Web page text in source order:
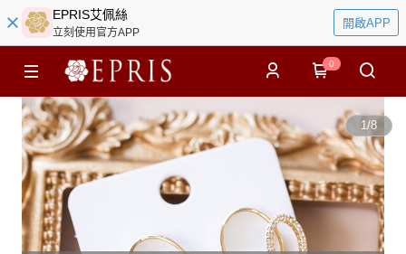
EPRIS艾佩絲
立刻使用官方APP
開啟APP
0
1/8